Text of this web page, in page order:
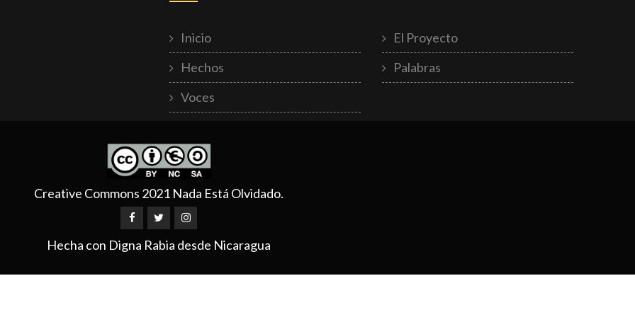
Inicio
El Proyecto
Hechos
Palabras
Voces
Creative Commons 2021 Nada Está Olvidado.
Hecha con Digna Rabia desde Nicaragua